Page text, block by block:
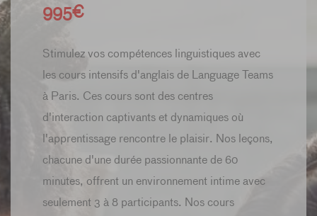
995€
Stimulez vos compétences linguistiques avec
les cours intensifs d'anglais de Language Teams
à Paris. Ces cours sont des centres
d'interaction captivants et dynamiques où
l'apprentissage rencontre le plaisir. Nos leçons,
chacune d'une durée passionnante de 60
minutes, offrent un environnement intime avec
seulement 3 à 8 participants. Nos cours